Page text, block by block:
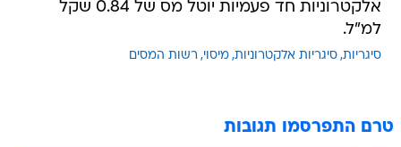
אלקטרוניות חד פעמיות יוטל מס של 0.84 שקל
למ"ל.
סיגריות סיגריות אלקטרוניות מיסוי רשות המסים
טרם התפרסמו תגובות